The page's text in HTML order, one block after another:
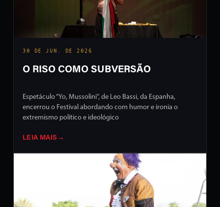
30 DE JUN. DE 2026
O RISO COMO SUBVERSÃO
Espetáculo “Yo, Mussolini”, de Leo Bassi, da Espanha,
encerrou o Festival abordando com humor e ironia o
extremismo político e ideológico
LEIA MAIS →